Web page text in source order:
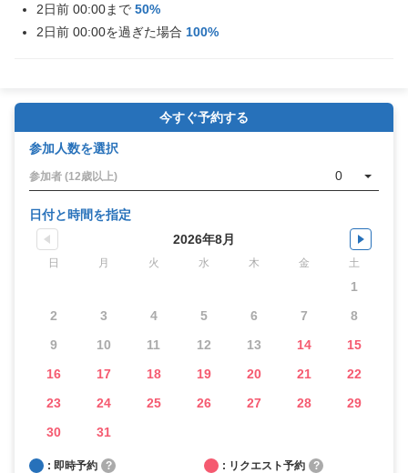
2日前 00:00まで 50%
2日前 00:00を過ぎた場合 100%
今すぐ予約する
参加人数を選択
参加者 (12歳以上) 0
日付と時間を指定
2026年8月
日 月 火 水 木 金 土
1
2
3 4 5 6 7
8
9
10 11 12 13 14
15
16
17 18 19 20 21
22
23
24 25 26 27 28
29
30
31
: 即時予約 ? : リクエスト予約 ?